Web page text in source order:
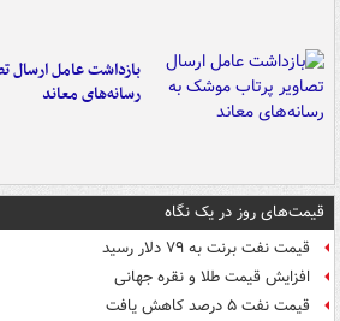
بازداشت عامل ارسال
رسانه‌های معاند
قیمت‌های روز در یک نگاه
قیمت نفت برنت به ۷۹ دلار رسید
افزایش قیمت طلا و نقره جهانی
قیمت نفت ۵ درصد کاهش یافت